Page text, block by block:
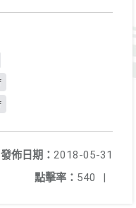
發佈日期： 2018-05-31
點擊率： 540 |